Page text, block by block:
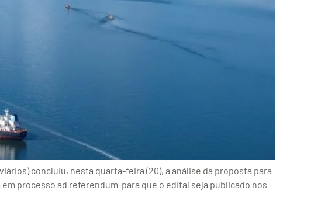
concluiu, nesta quarta-feira (20), a análise da proposta para
processo ad referendum para que o edital seja publicado nos